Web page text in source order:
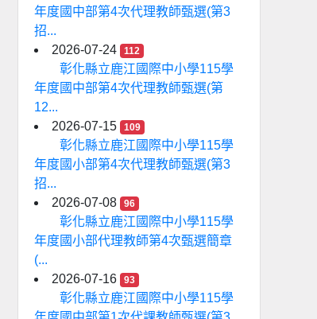
年度國中部第4次代理教師甄選(第3
招...
2026-07-24
112
彰化縣立鹿江國際中小學115學
年度國中部第4次代理教師甄選(第
12...
2026-07-15
109
彰化縣立鹿江國際中小學115學
年度國小部第4次代理教師甄選(第3
招...
2026-07-08
96
彰化縣立鹿江國際中小學115學
年度國小部代理教師第4次甄選簡章
(...
2026-07-16
93
彰化縣立鹿江國際中小學115學